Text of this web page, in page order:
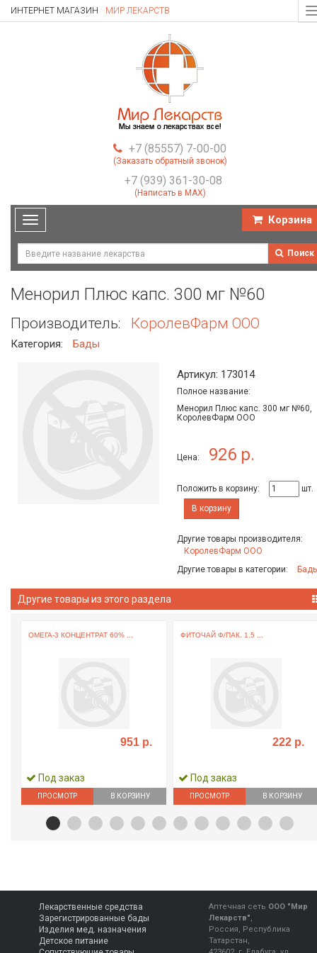
ИНТЕРНЕТ МАГАЗИН МИР ЛЕКАРСТВ
+7 (85557) 7-00-00
(Заказать обратный звонок)
+7 (939) 361-30-08
(Написать в MAX)
Toggle
navigation
Корзина
Поиск
Менорил Плюс капс. 300 мг №60
Производитель: КоролевФарм ООО
Категория: Бады
Артикул: 173014
Полное название:
Менорил Плюс капс. 300 мг №60,
КоролевФарм ООО
Цена: 926 р.
Положить в корзину:
шт.
В корзину
Другие товары производителя:
КоролевФарм ООО
Другие товары в категории:
Другие товары из этого раздела
ОМЕГА-3 КОНЦЕНТРАТ 60% ...
951 р.
Под заказ
ПРОСМОТР В КОРЗИНУ
ФИТОЧАЙ Ф/ПАК. 1.5 ...
222 р.
Под заказ
ПРОСМОТР В КОРЗИНУ
Лекарственные средства
Зарегистрированные бады
Изделия мед. назначения
Детское питание
Аптечная сеть ООО "Мир
Лекарств",
Россия, Республика
Татарстан,